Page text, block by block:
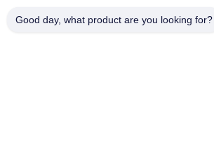
Good day, what product are you looking for?